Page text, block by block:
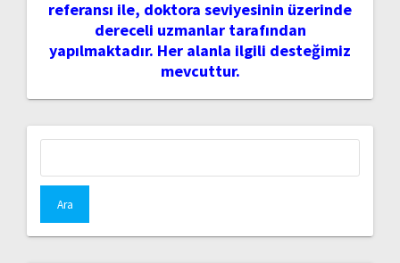
referansı ile, doktora seviyesinin üzerinde
dereceli uzmanlar tarafından
yapılmaktadır. Her alanla ilgili desteğimiz
mevcuttur.